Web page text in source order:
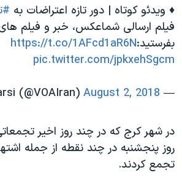
♦️ ویدئو کوتاه | دور تازه اعتراضات به
فیلم ارسالی شماعكس، خبر و فيلم
بفرستيد:https://t.co/1AFcd1aR6N
pic.twitter.com/jpkxehSgcm
— VOA Farsi (@VOAIran)
August 2, 2018
در شهر کرج که در چند روز اخیر
روز پنجشنبه در چند نقطه از جمله
تجمع کردند.